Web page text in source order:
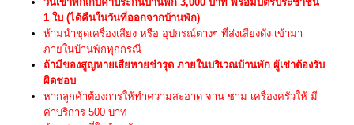
1 ใบ (ได้คืนในวันที่ออกจากบ้านพัก)
ห้ามนำชุดเครื่องเสียง หรือ อุปกรณ์ต่างๆ ที่ส่งเสียงดัง เข้ามา
ภายในบ้านพักทุกกรณี
ถ้ามีของสูญหายเสียหายชำรุด ภายในบริเวณบ้านพัก ผู้เช่าต้องรับ
ผิดชอบ
หากลูกค้าต้องการให้ทำความสะอาด จาน ชาม เครื่องครัวให้ มี
ค่าบริการ 500 บาท